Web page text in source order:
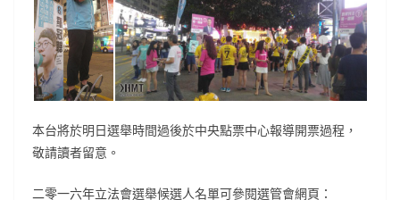
本台將於明日選舉時間過後於中央點票中心報導開票過程，
敬請讀者留意。
二零一六年立法會選舉候選人名單可參閱選管會網頁：